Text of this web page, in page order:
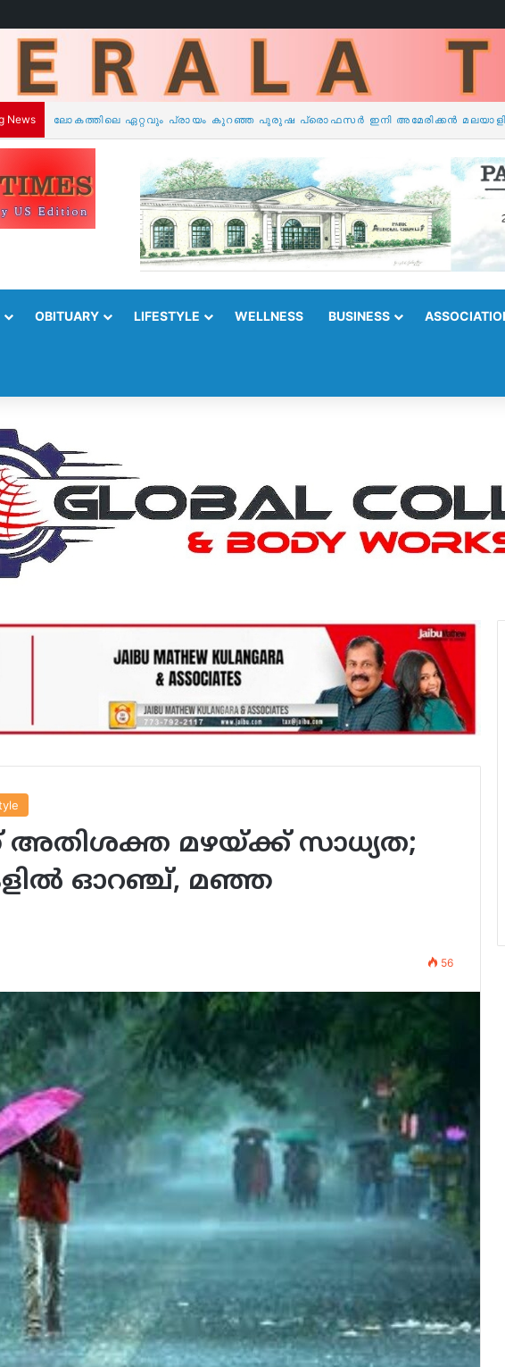
News
OBITUARY LIFESTYLE WELLNESS BUSINESS
മഴയ്ക്ക് സാധ്യത;
ഓറഞ്ച്, മഞ്ഞ
56